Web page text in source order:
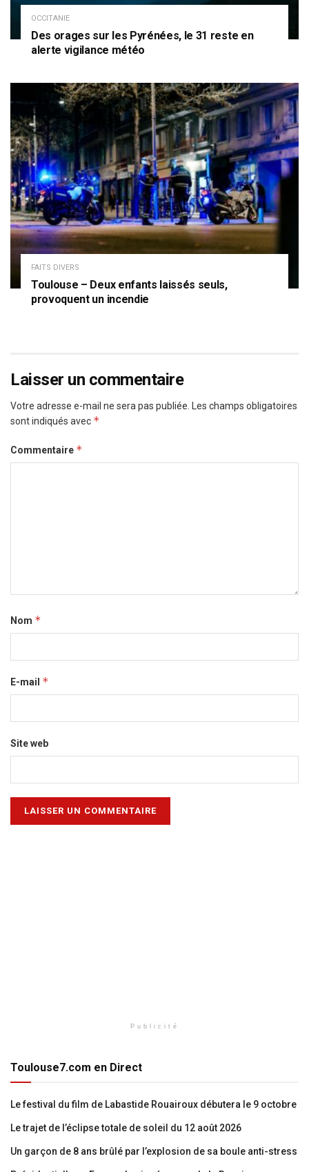
OCCITANIE
Des orages sur les Pyrénées, le 31 reste en
alerte vigilance météo
FAITS DIVERS
Toulouse – Deux enfants laissés seuls,
provoquent un incendie
Laisser un commentaire
Votre adresse e-mail ne sera pas publiée. Les champs obligatoires
sont indiqués avec *
Commentaire *
Nom *
E-mail *
Site web
Publicité
Toulouse7.com en Direct
Le festival du film de Labastide Rouairoux débutera le 9 octobre
Le trajet de l’éclipse totale de soleil du 12 août 2026
Un garçon de 8 ans brûlé par l’explosion de sa boule anti-stress